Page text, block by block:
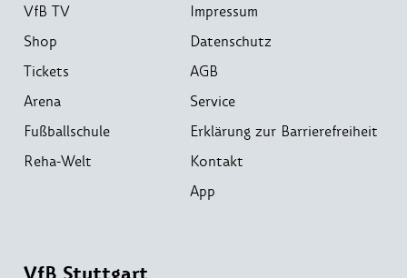
VfB TV
Shop
Tickets
Arena
Fußballschule
Reha-Welt
Impressum
Datenschutz
AGB
Service
Erklärung zur Barrierefreiheit
Kontakt
App